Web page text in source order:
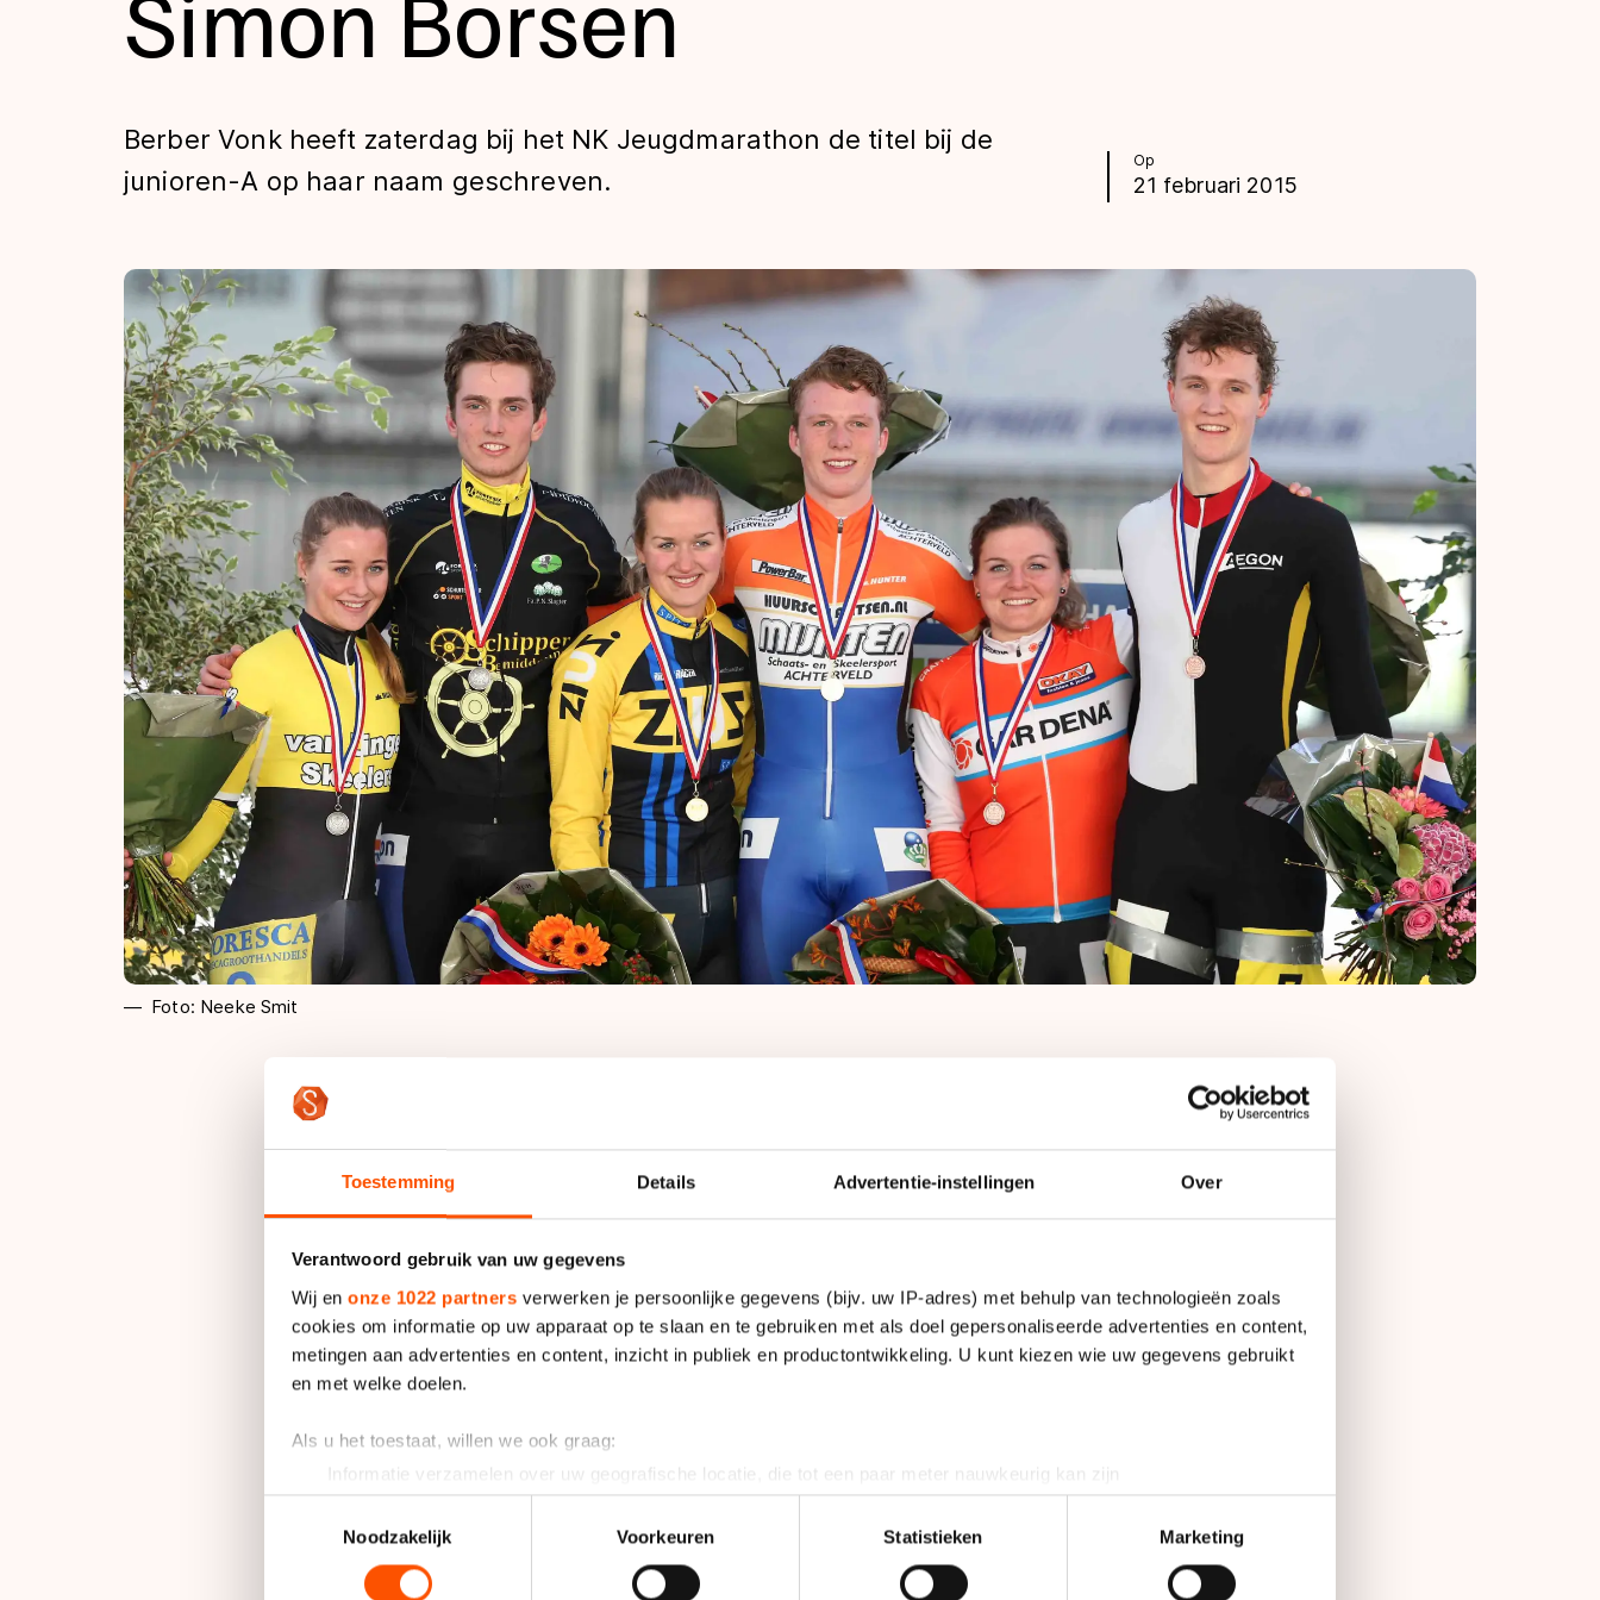
Toestemming Details Advertentie-instellingen Over
Verantwoord gebruik van uw gegevens
Wij en onze 1022 partners verwerken je persoonlijke gegevens (bijv. uw IP-adres) met behulp van technologieën zoals
cookies om informatie op uw apparaat op te slaan en te gebruiken met als doel gepersonaliseerde advertenties en content,
metingen aan advertenties en content, inzicht in publiek en productontwikkeling. U kunt kiezen wie uw gegevens gebruikt
en met welke doelen.
Als u het toestaat, willen we ook graag:
Informatie verzamelen over uw geografische locatie, die tot een paar meter nauwkeurig kan zijn
Uw apparaat identificeren door het actief te scannen op specifieke eigenschappen (fingerprinting)
Lees meer over hoe uw persoonlijke gegevens worden verwerkt en stel uw voorkeuren in het
detailgedeeltein. U kunt uw
toestemming op elk moment wijzigen of intrekken in de Cookieverklaring.
Noodzakelijk
Voorkeuren Statistieken Marketing
Tijden & historie
De weg op
Olympische Spelen
Op
21 februari 2015
Berber Vonk heeft zaterdag bij het NK Jeugdmarathon de titel bij de
junioren-A op haar naam geschreven.
Foto: Neeke Smit
Bij de heren ging de zege naar Simon Borsen. De schaatser uit Blaricum ontsnapte met Jesse
Vriend en Sjors van der Meer en reed het peloton op een ronde achterstand. Borsen ging er
vervolgens alleen vandoor en kwam solo over de finish. Vriend won vervolgens de strijd om
het zilver.
Marijke Groenewold trok aan het langste eind bij de junioren-B. Demi van Benthem kwam als
Rik Qualm pakte het zilver, terwijl Ruben Kieftenburg brons kreeg omgehangen.
genoegen nemen met respectievelijk zilver en brons. Janno Botman stond op de hoogste
trede van het podium bij de jongens. Daarbij werd hij geflankeerd door Tom den Heijer en